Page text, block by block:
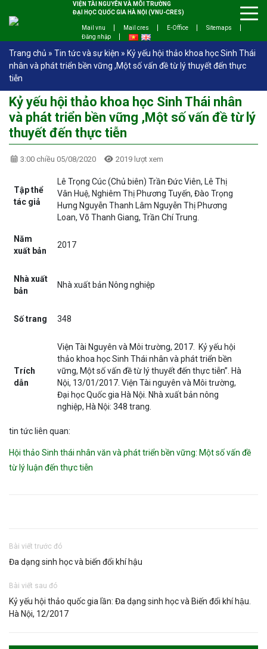
VIỆN TÀI NGUYÊN VÀ MÔI TRƯỜNG
ĐẠI HỌC QUỐC GIA HÀ NỘI (VNU-CRES)
Mail vnu Mail cres E-Office
Sitemaps
Đăng nhập
Trang chủ » Tin tức và sự kiện » Kỷ yếu hội thảo khoa học Sinh Thái
nhân và phát triển bền vững ,Một số vấn đề từ lý thuyết đến thực
tiễn
Kỷ yếu hội thảo khoa học Sinh Thái nhân
và phát triển bền vững ,Một số vấn đề từ lý
thuyết đến thực tiễn
3:00 chiều 05/08/2020 2019 lượt xem
Tập thể
tác giả
Lê Trọng Cúc (Chủ biên) Trần Đức Viên, Lê Thị
Vân Huệ, Nghiêm Thị Phương Tuyến, Đào Trọng
Hưng Nguyễn Thanh Lâm Nguyễn Thị Phương
Loan, Võ Thanh Giang, Trần Chí Trung.
Năm
xuất bản
2017
Nhà xuất
bản
Nhà xuất bản Nông nghiệp
Số trang 348
Trích
dẫn
Viện Tài Nguyên và Môi trường, 2017. Kỷ yếu hội
thảo khoa học Sinh Thái nhân và phát triển bền
vững, Một số vấn đề từ lý thuyết đến thực tiễn”. Hà
Nội, 13/01/2017. Viện Tài nguyên và Môi trường,
Đại học Quốc gia Hà Nội. Nhà xuất bản nông
nghiệp, Hà Nội: 348 trang.
tin tức liên quan:
Hội thảo Sinh thái nhân văn và phát triển bền vững: Một số vấn đề
từ lý luận đến thực tiễn
Bài viết trước đó
Đa dạng sinh học và biến đổi khí hậu
Bài viết sau đó
Kỷ yếu hội thảo quốc gia lần: Đa dạng sinh học và Biến đổi khí hậu.
Hà Nội, 12/2017